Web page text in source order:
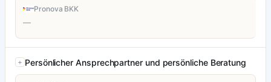
Pronova BKK
—
Persönlicher Ansprechpartner und persönliche Beratung